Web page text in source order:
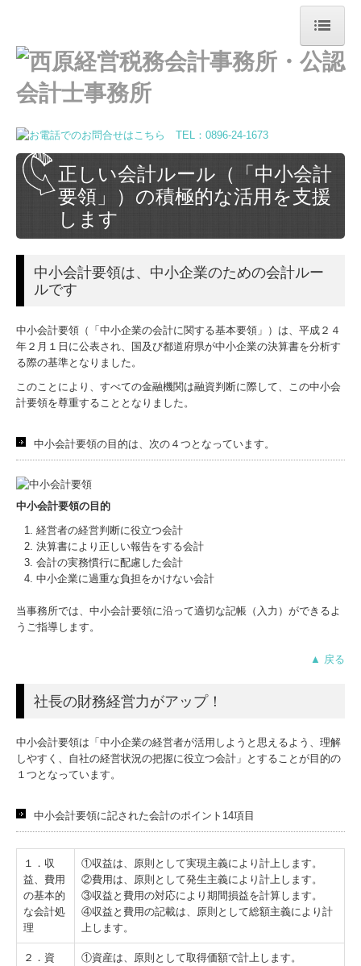
トップページ
事務所案内
ご挨拶
税理士・公認会計士紹介
事務所概要
経営理念
お問合せ
業務内容
会計・税務
経営相談
会計監査
よくある質問
補助金・助成金情報
経営者お役立ち情報
研修記録
募集要項
社員の1日
入社準備について
書籍案内
正しい会計ルール（「中小会計
要領」）の積極的な活用を支援
します
中小会計要領は、中小企業のための会計ルー
ルです
中小会計要領（「中小企業の会計に関する基本要領」）は、平成２４
年２月１日に公表され、国及び都道府県が中小企業の決算書を分析す
る際の基準となりました。
このことにより、すべての金融機関は融資判断に際して、この中小会
計要領を尊重することとなりました。
中小会計要領の目的は、次の４つとなっています。
中小会計要領の目的
経営者の経営判断に役立つ会計
決算書により正しい報告をする会計
会計の実務慣行に配慮した会計
中小企業に過重な負担をかけない会計
当事務所では、中小会計要領に沿って適切な記帳（入力）ができるよ
うご指導します。
▲ 戻る
社長の財務経営力がアップ！
中小会計要領は「中小企業の経営者が活用しようと思えるよう、理解
しやすく、自社の経営状況の把握に役立つ会計」とすることが目的の
１つとなっています。
中小会計要領に記された会計のポイント14項目
１．収
益、費用
の基本的
な会計処
理
①収益は、原則として実現主義により計上します。
②費用は、原則として発生主義により計上します。
③収益と費用の対応により期間損益を計算します。
④収益と費用の記載は、原則として総額主義により計
上します。
２．資
①資産は、原則として取得価額で計上します。